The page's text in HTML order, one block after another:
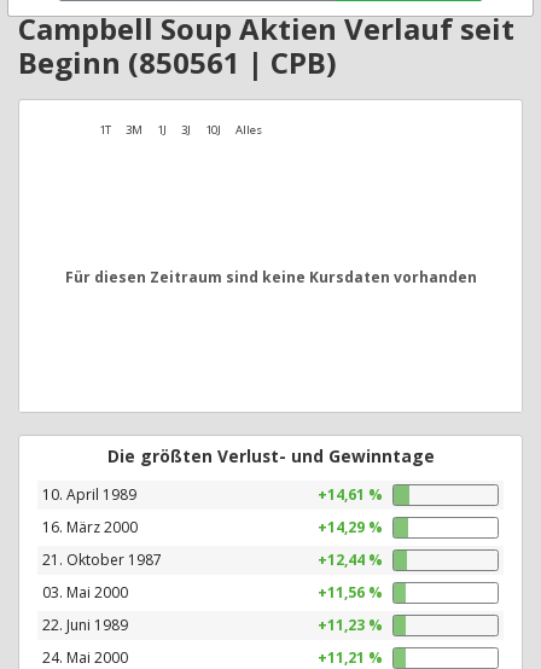
Campbell Soup Aktien Verlauf seit
Beginn (850561 | CPB)
1T 3M 1J 3J 10J Alles
Für diesen Zeitraum sind keine Kursdaten vorhanden
Die größten Verlust- und Gewinntage
10. April 1989
+14,61 %
16. März 2000
+14,29 %
21. Oktober 1987
+12,44 %
03. Mai 2000
+11,56 %
22. Juni 1989
+11,23 %
24. Mai 2000
+11,21 %